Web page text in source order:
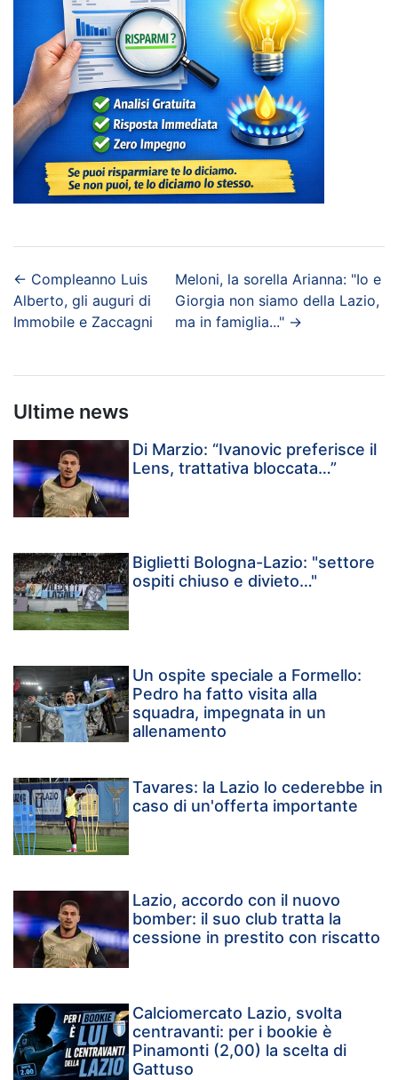
← Compleanno Luis
Alberto, gli auguri di
Immobile e Zaccagni
Meloni, la sorella Arianna: "Io e
Giorgia non siamo della Lazio,
ma in famiglia..."→
Ultime news
Di Marzio: “Ivanovic preferisce il
Lens, trattativa bloccata…”
Biglietti Bologna-Lazio: "settore
ospiti chiuso e divieto…"
Un ospite speciale a Formello:
Pedro ha fatto visita alla
squadra, impegnata in un
allenamento
Tavares: la Lazio lo cederebbe in
caso di un'offerta importante
Lazio, accordo con il nuovo
bomber: il suo club tratta la
cessione in prestito con riscatto
Calciomercato Lazio, svolta
centravanti: per i bookie è
Pinamonti (2,00) la scelta di
Gattuso